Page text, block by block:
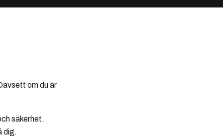
om du är
säkerhet.
dig.